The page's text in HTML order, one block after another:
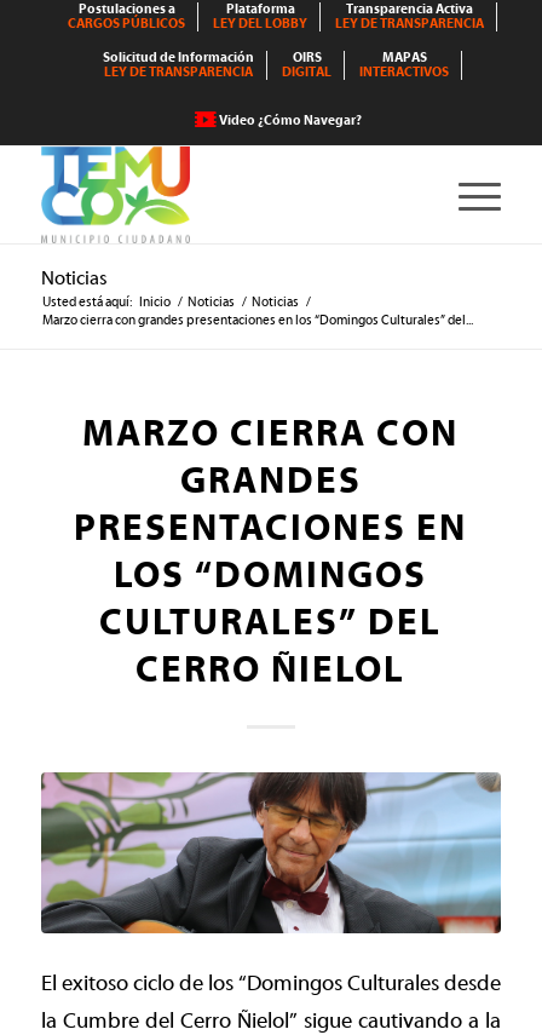
Postulaciones a
CARGOS PÚBLICOS
Plataforma
LEY DEL LOBBY
Transparencia Activa
LEY DE TRANSPARENCIA
Solicitud de Información
LEY DE TRANSPARENCIA
OIRS
DIGITAL
MAPAS
INTERACTIVOS
Video ¿Cómo Navegar?
Noticias
Usted está aquí: Inicio / Noticias / Noticias /
Marzo cierra con grandes presentaciones en los “Domingos Culturales” del...
MARZO CIERRA CON
GRANDES
PRESENTACIONES EN
LOS “DOMINGOS
CULTURALES” DEL
CERRO ÑIELOL
El exitoso ciclo de los “Domingos Culturales desde
la Cumbre del Cerro Ñielol” sigue cautivando a la